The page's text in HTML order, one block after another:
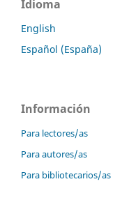
Idioma
English
Español (España)
Información
Para lectores/as
Para autores/as
Para bibliotecarios/as